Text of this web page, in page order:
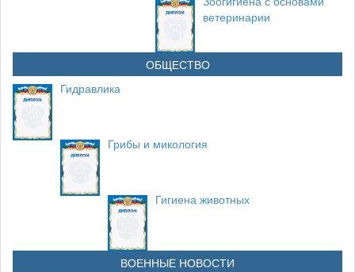
ветеринарии
ОБЩЕСТВО
Гидравлика
Грибы и микология
Гигиена животных
ВОЕННЫЕ НОВОСТИ